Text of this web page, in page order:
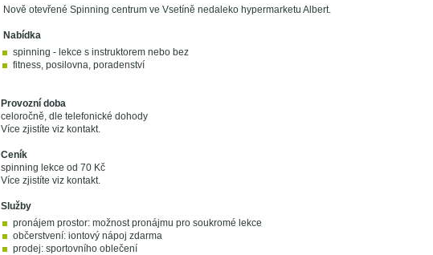
Nově otevřené Spinning centrum ve Vsetíně nedaleko hypermarketu Albert.
Nabídka
spinning - lekce s instruktorem nebo bez
fitness, posilovna, poradenství
Provozní doba
celoročně, dle telefonické dohody
Více zjistíte viz kontakt.
Ceník
spinning lekce od 70 Kč
Více zjistíte viz kontakt.
Služby
pronájem prostor: možnost pronájmu pro soukromé lekce
občerstvení: iontový nápoj zdarma
prodej: sportovního oblečení